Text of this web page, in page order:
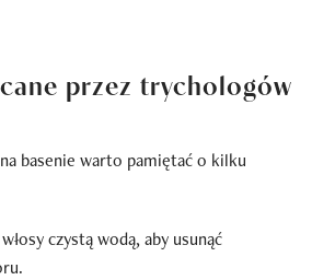
przez trychologów
basenie warto pamiętać o kilku
czystą wodą, aby usunąć